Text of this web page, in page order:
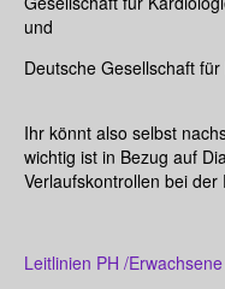
und
Deutsche Gesellschaft
Ihr könnt also selbst
wichtig ist in Bezug auf
Verlaufskontrollen bei
Leitlinien PH /Erwachsene